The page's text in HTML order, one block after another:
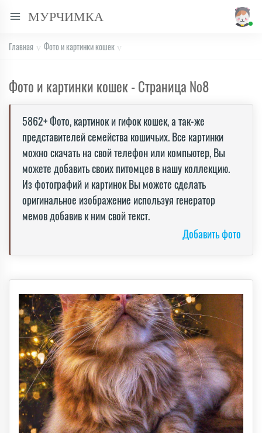
МУРЧИМКА
Главная Фото и картинки кошек
Фото и картинки кошек - Страница №8
5862+ Фото, картинок и гифок кошек, а так-же
представителей семейства кошичьих. Все картинки
можно скачать на свой телефон или компьютер, Вы
можете добавить своих питомцев в нашу коллекцию.
Из фотографий и картинок Вы можете сделать
оригинальное изображение используя генератор
мемов добавив к ним свой текст.
Добавить фото